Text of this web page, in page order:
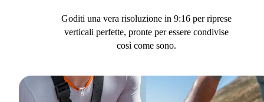
Goditi una vera risoluzione in 9:16 per riprese
verticali perfette, pronte per essere condivise
così come sono.